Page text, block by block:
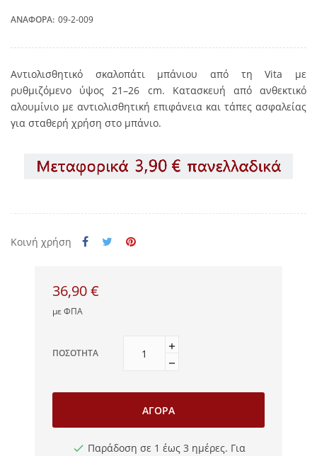
ΑΝΑΦΟΡΆ: 09-2-009
Αντιολισθητικό σκαλοπάτι μπάνιου από τη Vita με
ρυθμιζόμενο ύψος 21–26 cm. Κατασκευή από ανθεκτικό
αλουμίνιο με αντιολισθητική επιφάνεια και τάπες ασφαλείας
για σταθερή χρήση στο μπάνιο.
Κοινή χρήση
36,90 €
με ΦΠΑ
ΠΟΣΌΤΗΤΑ
ΑΓΟΡΆ
Παράδοση σε 1 έως 3 ημέρες. Για